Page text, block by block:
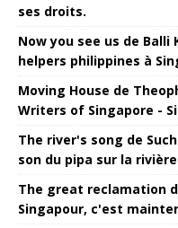
ses droits.
Now you see us de Balli
helpers philippines à
Moving House de
Writers of Singapore -
The river's song de
son du pipa sur la
The great reclamation
Singapour, c'est